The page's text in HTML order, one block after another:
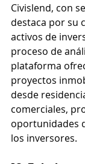
Civislend, con
destaca por su
activos de
proceso de
plataforma
proyectos
desde
comerciales,
oportunidades
los inversores.